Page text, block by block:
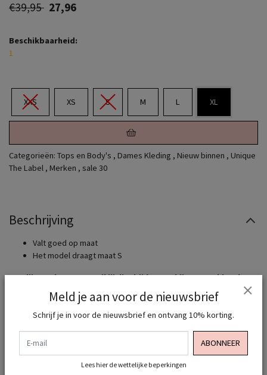
€39,95 27,96
Beschikbaarheid:
1
XXS XS S M L XL
Categorieën: Tops en Body's , Dames Kleding , Nieuw binnen , Unique
The Label , Merken , sale 30
Beschrijving
Valt goed op maat
Het model draagt maat S
Hou jij van shoppen en wil jij dit altijd graag bij MTK Fashion doen
? Meld je dan snel aan als VIP MEMBER zodat we je kunnen
toevoegen aan onze VIP LIJST want dan ontvang je standaard 10%
korting op al onze merken. MEER INFO STUUR ONS EEN WHATSAPP
Meld je aan voor de nieuwsbrief
Schrijf je in voor de nieuwsbrief en ontvang 10% korting.
ABONNEER
Lees hier de wettelijke beperkingen